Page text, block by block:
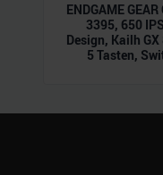
ENDGAME
3395, 650
Design, Kailh
5 Tasten,